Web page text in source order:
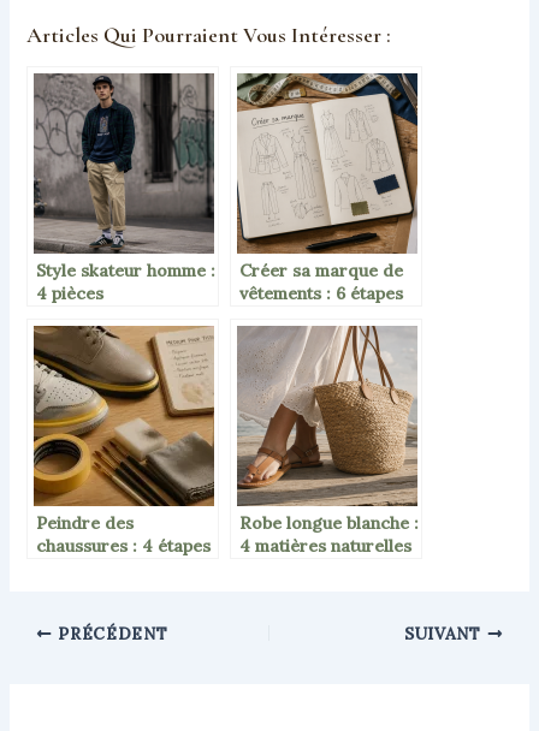
Articles Qui Pourraient Vous Intéresser :
Style skateur homme :
4 pièces
un look authentique
Créer sa marque de
vêtements : 6 étapes
au premier client
Peindre des
chaussures : 4 étapes
Robe longue blanche :
4 matières naturelles
PRÉCÉDENT
SUIVANT